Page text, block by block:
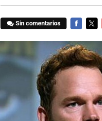
Sin comentarios